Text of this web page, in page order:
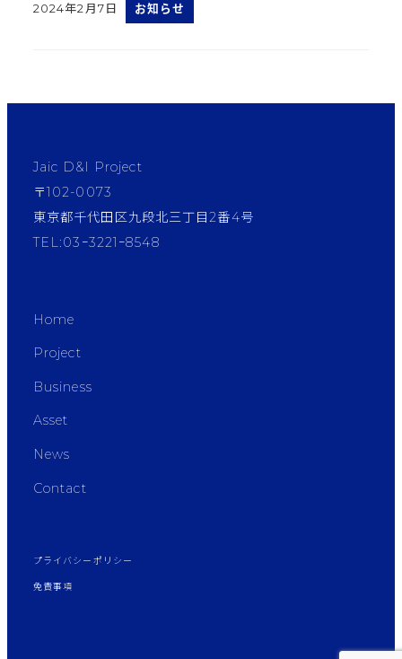
2024年2月7日 お知らせ
Jaic D&I Project
〒102-0073
東京都千代田区九段北三丁目2番4号
TEL:03ｰ3221ｰ8548
Home
Project
Business
Asset
News
Contact
プライバシーポリシー
免責事項